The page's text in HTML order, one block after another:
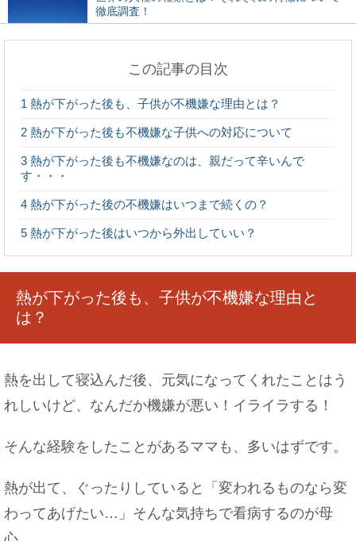
徹底調査！
1週間で5キロも太った！原因やお勧めの飲み物、
電車でイケメンが隣に！冷静な女性も内心は喜び
でいっぱい
吹奏楽部の男子は実はモテるという噂～吹奏楽部
コオロギの飼育・繁殖方法！繁殖の手順と育て
バイクとスクーターの違いや乗り方についてをご
この記事の目次
1 熱が下がった後も、子供が不機嫌な理由とは？
2 熱が下がった後も不機嫌な子供への対応について
3 熱が下がった後も不機嫌なのは、親だって辛いんで
す・・・
4 熱が下がった後の不機嫌はいつまで続くの？
5 熱が下がった後はいつから外出していい？
熱が下がった後も、子供が不機嫌な理由と
は？
熱を出して寝込んだ後、元気になってくれたことはう
れしいけど、なんだか機嫌が悪い！イライラする！
そんな経験をしたことがあるママも、多いはずです。
熱が出て、ぐったりしていると「変われるものなら変
わってあげたい…」そんな気持ちで看病するのが母